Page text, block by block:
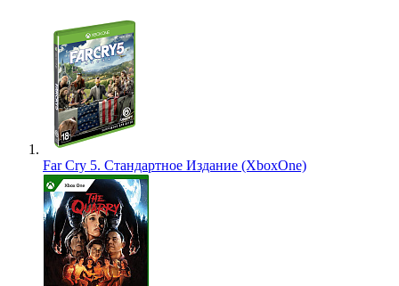
Far Cry 5. Стандартное Издание (XboxOne)